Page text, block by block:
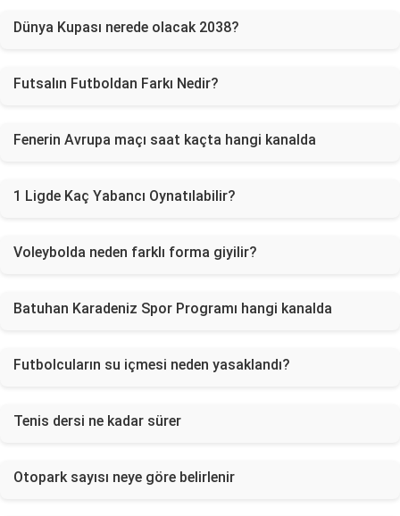
Dünya Kupası nerede olacak 2038?
Futsalın Futboldan Farkı Nedir?
Fenerin Avrupa maçı saat kaçta hangi kanalda
1 Ligde Kaç Yabancı Oynatılabilir?
Voleybolda neden farklı forma giyilir?
Batuhan Karadeniz Spor Programı hangi kanalda
Futbolcuların su içmesi neden yasaklandı?
Tenis dersi ne kadar sürer
Otopark sayısı neye göre belirlenir